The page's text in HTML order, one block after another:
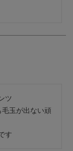
ツ
玉が出ない頑
す